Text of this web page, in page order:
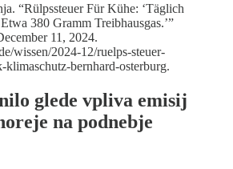
“Rülpssteuer Für Kühe: ‘Täglich
380 Gramm Treibhausgas.’”
11, 2024.
wissen/2024-12/ruelps-steuer-
klimaschutz-bernhard-osterburg.
glede vpliva emisij
na podnebje